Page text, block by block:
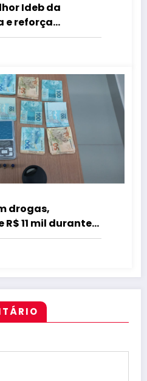
Ideb da
e reforça
de
drogas,
11 mil durante